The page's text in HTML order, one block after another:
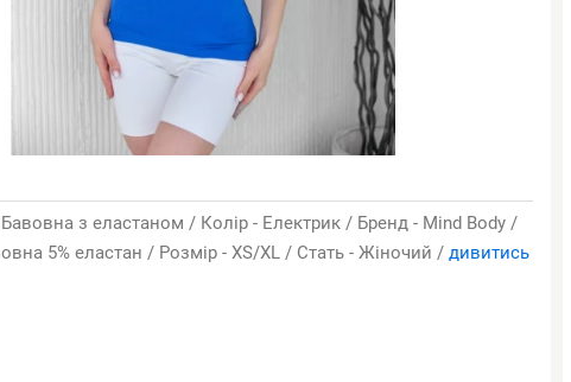
Бавовна з еластаном / Колір - Електрик / Бренд - Mind Body /
5% еластан / Розмір - XS/XL / Стать - Жіночий / дивитись